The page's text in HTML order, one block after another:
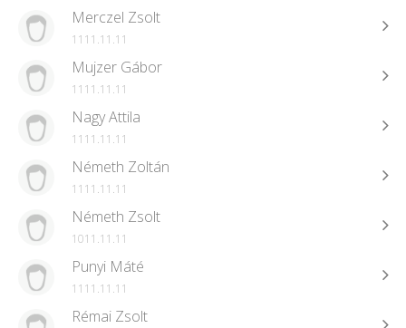
Merczel Zsolt
1111.11.11
Mujzer Gábor
1111.11.11
Nagy Attila
1111.11.11
Németh Zoltán
1111.11.11
Németh Zsolt
1011.11.11
Punyi Máté
1111.11.11
Rémai Zsolt